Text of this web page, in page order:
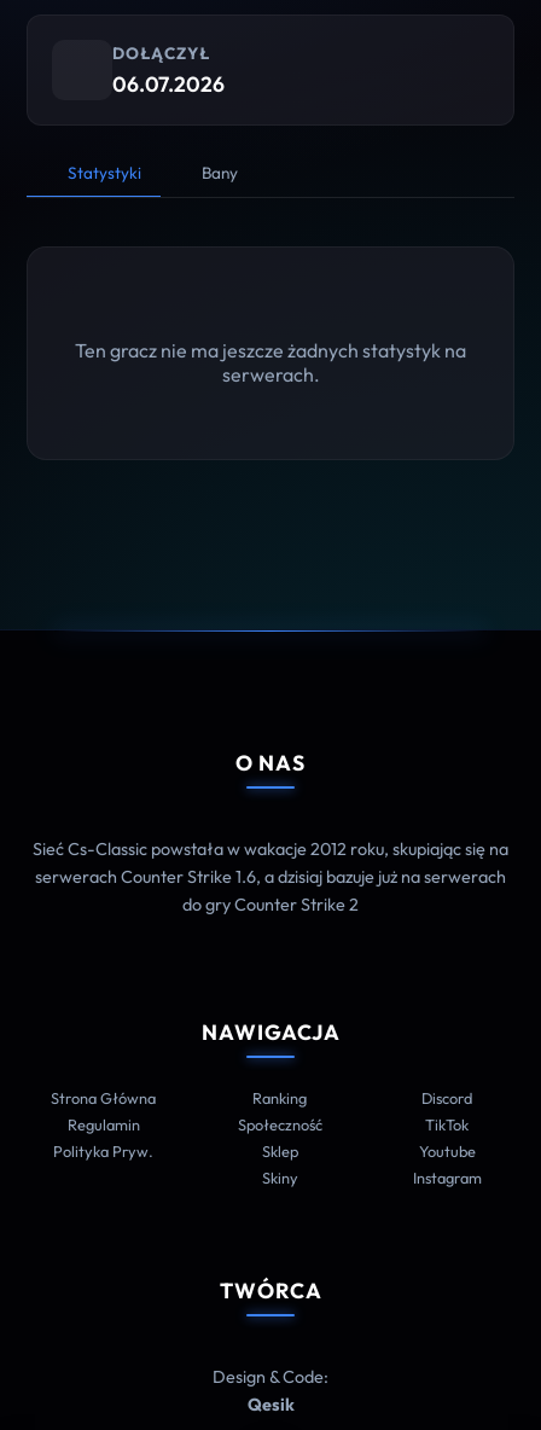
DOŁĄCZYŁ
06.07.2026
Statystyki Bany
Ten gracz nie ma jeszcze żadnych statystyk na
serwerach.
O NAS
Sieć Cs-Classic powstała w wakacje 2012 roku, skupiając się na
serwerach Counter Strike 1.6, a dzisiaj bazuje już na serwerach
do gry Counter Strike 2
NAWIGACJA
Strona Główna
Regulamin
Polityka Pryw.
Ranking
Społeczność
Sklep
Skiny
Discord
TikTok
Youtube
Instagram
TWÓRCA
Design & Code:
Qesik